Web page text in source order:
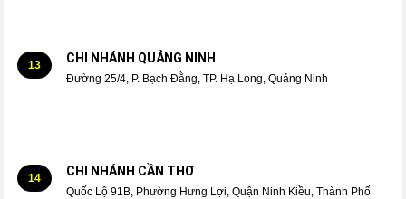
13 CHI NHÁNH QUẢNG NINH
Đường 25/4, P. Bạch Đằng, TP. Hạ Long, Quảng Ninh
14 CHI NHÁNH CẦN THƠ
Quốc Lộ 91B, Phường Hưng Lợi, Quận Ninh Kiều, Thành Phố